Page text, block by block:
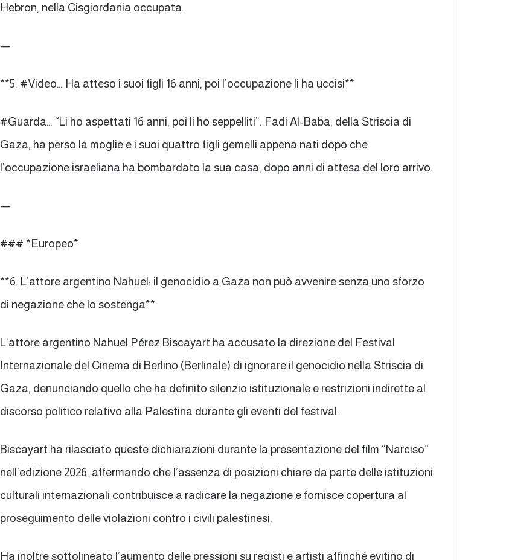
Hebron, nella Cisgiordania occupata.
—
**5. #Video… Ha atteso i suoi figli 16 anni, poi l’occupazione li ha uccisi**
#Guarda… “Li ho aspettati 16 anni, poi li ho seppelliti”. Fadi Al-Baba, della Striscia di
Gaza, ha perso la moglie e i suoi quattro figli gemelli appena nati dopo che
l’occupazione israeliana ha bombardato la sua casa, dopo anni di attesa del loro arrivo.
—
### *Europeo*
**6. L’attore argentino Nahuel: il genocidio a Gaza non può avvenire senza uno sforzo
di negazione che lo sostenga**
L’attore argentino Nahuel Pérez Biscayart ha accusato la direzione del Festival
Internazionale del Cinema di Berlino (Berlinale) di ignorare il genocidio nella Striscia di
Gaza, denunciando quello che ha definito silenzio istituzionale e restrizioni indirette al
discorso politico relativo alla Palestina durante gli eventi del festival.
Biscayart ha rilasciato queste dichiarazioni durante la presentazione del film “Narciso”
nell’edizione 2026, affermando che l’assenza di posizioni chiare da parte delle istituzioni
culturali internazionali contribuisce a radicare la negazione e fornisce copertura al
proseguimento delle violazioni contro i civili palestinesi.
Ha inoltre sottolineato l’aumento delle pressioni su registi e artisti affinché evitino di